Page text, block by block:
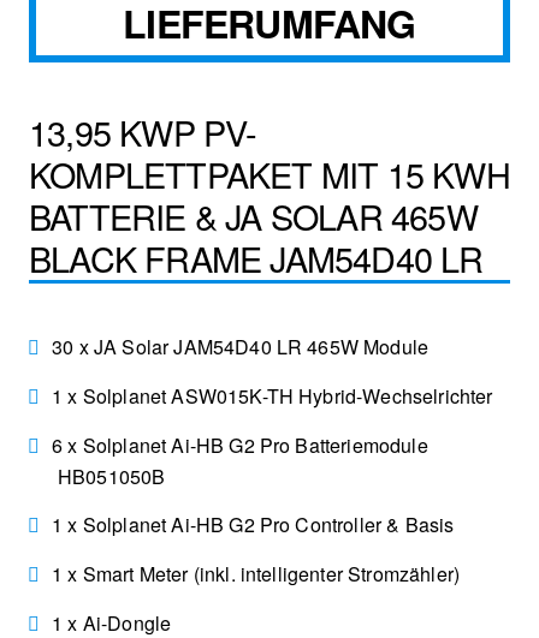
LIEFERUMFANG
13,95 KWP PV-
KOMPLETTPAKET MIT 15 KWH
BATTERIE & JA SOLAR 465W
BLACK FRAME JAM54D40 LR
30 x JA Solar JAM54D40 LR 465W Module
1 x Solplanet ASW015K-TH Hybrid-Wechselrichter
6 x Solplanet Ai-HB G2 Pro Batteriemodule
HB051050B
1 x Solplanet Ai-HB G2 Pro Controller & Basis
1 x Smart Meter (inkl. intelligenter Stromzähler)
1 x Ai-Dongle